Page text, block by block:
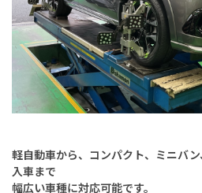
軽自動車から、コンパクト、ミニバ
入車まで
幅広い車種に対応可能です。